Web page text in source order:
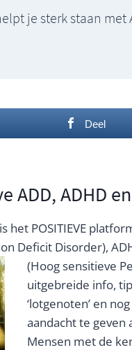
je sterk staan met
Deel
ADD, ADHD
het POSITIEVE
Deficit Disorder),
(Hoog sensitieve
uitgebreide info,
‘lotgenoten’ en
aandacht te geven
Mensen met de